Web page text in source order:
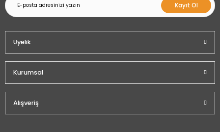
Kayıt Ol
Üyelik
Kurumsal
Alışveriş